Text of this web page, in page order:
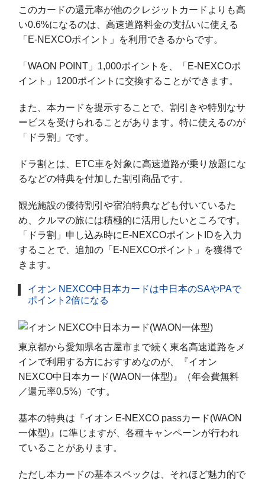
このカードの還元率が他のクレジットカードよりも高
い0.6%になるのは、高速道路料金の支払いに使える
「E-NEXCOポイント」を利用できるからです。
「WAON POINT」1,000ポイントを、「E-NEXCOポ
イント」1200ポイントに交換することができます。
また、本カードを提示することで、割引きや特別なサ
ービスを受けられることがあります。特に使えるのが
「ドラ割」です。
ドラ割とは、ETC車を対象に高速道路が乗り放題にな
るなどの特典を付加した割引商品です。
観光施設の優待割引や宿泊特典なども付いているた
め、クルマの旅には積極的に活用したいところです。
「ドラ割」申し込み時にE-NEXCOポイントIDを入力
することで、追加の「E-NEXCOポイント」を獲得で
きます。
イオン NEXCO中日本カードは中日本のSAやPAで
ポイント2倍になる
東京都から愛知県名古屋市まで続く東名高速道路をメ
インで利用する方におすすめなのが、『イオン
NEXCO中日本カード(WAON一体型)』（年会費無料
／還元率0.5%）です。
基本の特典は『イオン E-NEXCO passカード(WAON
一体型)』に準じますが、各種キャンペーンが行われ
ていることがあります。
ただし本カードの基本スペックは、それほど魅力的で